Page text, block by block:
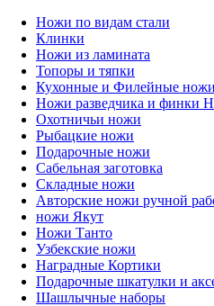
Ножи по видам стали
Клинки
Ножи из ламината
Топоры и тяпки
Кухонные и Филейные ножи
Ножи разведчика и финки
Охотничьи ножи
Рыбацкие ножи
Подарочные ножи
Сабельная заготовка
Складные ножи
Авторские ножи ручной
ножи Якут
Ножи Танто
Узбекские ножи
Наградные Кортики
Подарочные шкатулки и
Шашлычные наборы